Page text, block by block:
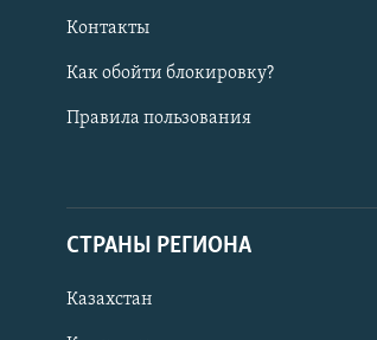
Контакты
Как обойти блокировку?
Правила пользования
СТРАНЫ РЕГИОНА
Казахстан